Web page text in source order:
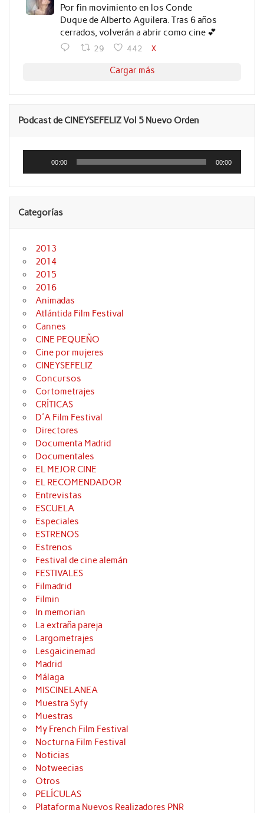
Por fin movimiento en los Conde
Duque de Alberto Aguilera. Tras 6 años
cerrados, volverán a abrir como cine 💕
29 442 X
Cargar más
Podcast de CINEYSEFELIZ Vol 5 Nuevo Orden
Reproductor
00:00 00:00
Categorías
2013
2014
2015
2016
Animadas
Atlántida Film Festival
Cannes
CINE PEQUEÑO
Cine por mujeres
CINEYSEFELIZ
Concursos
Cortometrajes
CRÍTICAS
D'A Film Festival
Directores
Documenta Madrid
Documentales
EL MEJOR CINE
EL RECOMENDADOR
Entrevistas
ESCUELA
Especiales
ESTRENOS
Estrenos
Festival de cine alemán
FESTIVALES
Filmadrid
Filmin
In memorian
La extraña pareja
Largometrajes
Lesgaicinemad
Madrid
Málaga
MISCINELANEA
Muestra Syfy
Muestras
My French Film Festival
Nocturna Film Festival
Noticias
Notweecias
Otros
PELÍCULAS
Plataforma Nuevos Realizadores PNR